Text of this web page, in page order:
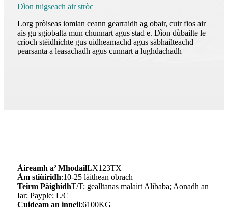
Dìon tuigseach air stròc
Lorg pròiseas iomlan ceann gearraidh ag obair, cuir fios air
ais gu sgiobalta mun chunnart agus stad e. Dìon dùbailte le
crìoch stèidhichte gus uidheamachd agus sàbhailteachd
pearsanta a leasachadh agus cunnart a lughdachadh
Àireamh a’ MhodailLX123TX
Àm stiùiridh:10-25 làithean obrach
Teirm PàighidhT/T; gealltanas malairt Alibaba; Aonadh an
Iar; Payple; L/C
Cuideam an inneil:6100KG